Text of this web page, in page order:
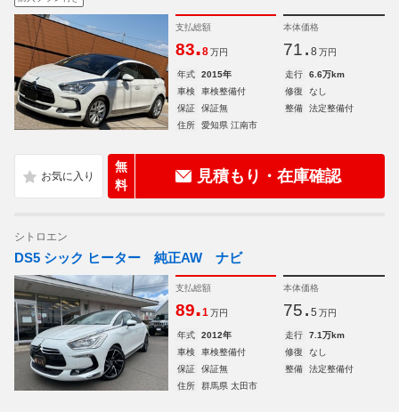
支払総額
83.8 万円
本体価格
71. 8 万円
年式 2015年 走行
6.6万km
車検
車検整備付 修復
なし
保証
保証無 整備
法定整備付
住所
愛知県 江南市
無
料
見積もり・在庫確認
シトロエン
DS5 シック ヒーター 純正AW ナビ
支払総額
89.1 万円
本体価格
75. 5 万円
年式 2012年 走行
7.1万km
車検
車検整備付 修復
なし
保証
保証無 整備
法定整備付
住所
群馬県 太田市